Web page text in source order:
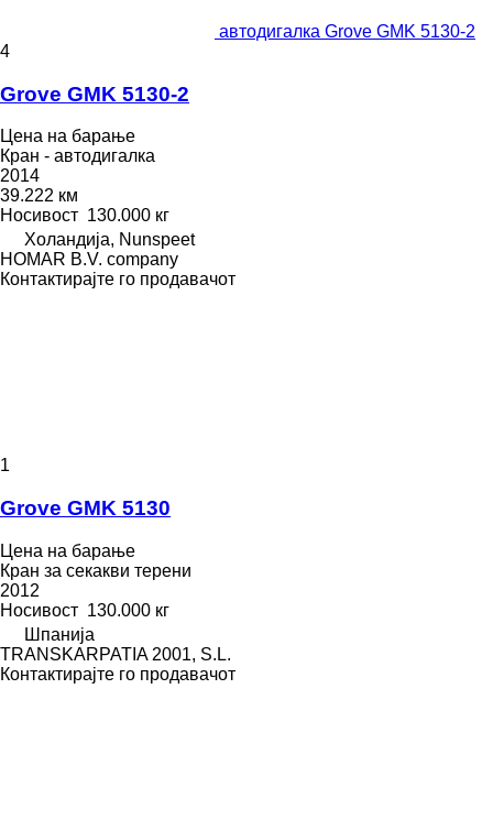
автодигалка Grove GMK 5130-2
4
Grove GMK 5130-2
Цена на барање
Кран - автодигалка
2014
39.222 км
Носивост 130.000 кг
Холандија, Nunspeet
HOMAR B.V. company
Контактирајте го продавачот
1
Grove GMK 5130
Цена на барање
Кран за секакви терени
2012
Носивост 130.000 кг
Шпанија
TRANSKARPATIA 2001, S.L.
Контактирајте го продавачот